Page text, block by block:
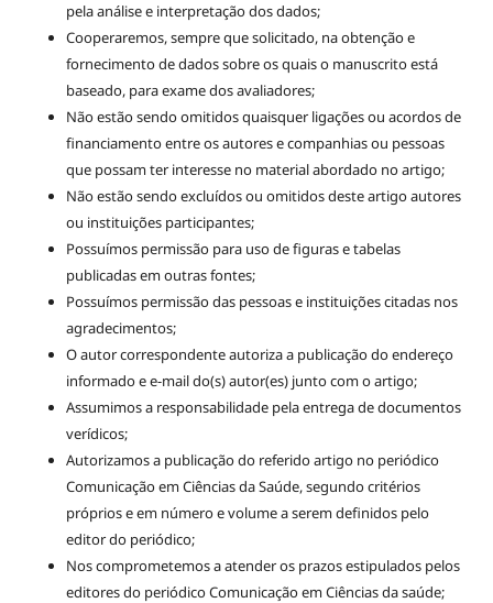
pela análise e interpretação dos dados;
Cooperaremos, sempre que solicitado, na obtenção e
fornecimento de dados sobre os quais o manuscrito está
baseado, para exame dos avaliadores;
Não estão sendo omitidos quaisquer ligações ou acordos de
financiamento entre os autores e companhias ou pessoas
que possam ter interesse no material abordado no artigo;
Não estão sendo excluídos ou omitidos deste artigo autores
ou instituições participantes;
Possuímos permissão para uso de figuras e tabelas
publicadas em outras fontes;
Possuímos permissão das pessoas e instituições citadas nos
agradecimentos;
O autor correspondente autoriza a publicação do endereço
informado e e-mail do(s) autor(es) junto com o artigo;
Assumimos a responsabilidade pela entrega de documentos
verídicos;
Autorizamos a publicação do referido artigo no periódico
Comunicação em Ciências da Saúde, segundo critérios
próprios e em número e volume a serem definidos pelo
editor do periódico;
Nos comprometemos a atender os prazos estipulados pelos
editores do periódico Comunicação em Ciências da saúde;